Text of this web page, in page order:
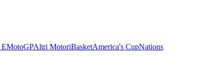
MotoGPAltri MotoriBasketAmerica's CupNations